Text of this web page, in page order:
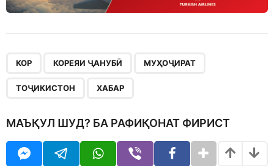
КОР КОРЕЯИ ҶАНУБӢ МУҲОҶИРАТ
ТОҶИКИСТОН ХАБАР
МАЪҚУЛ ШУД? БА РАФИҚОНАТ ФИРИСТ